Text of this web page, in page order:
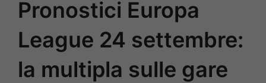
Pronostici Europa
League 24 settembre:
la multipla sulle gare